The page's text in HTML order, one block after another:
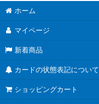
ホーム
マイページ
新着商品
カードの状態表記について
ショッピングカート